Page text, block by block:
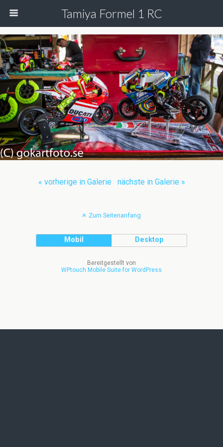
Tamiya Formel 1 RC
« vorherige in Galerie nächste in Galerie »
Zum Seitenanfang
Mobil Desktop
Bereitgestellt von
WPtouch Mobile Suite for WordPress